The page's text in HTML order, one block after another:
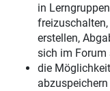
in
erstellen,
sich im Forum
die